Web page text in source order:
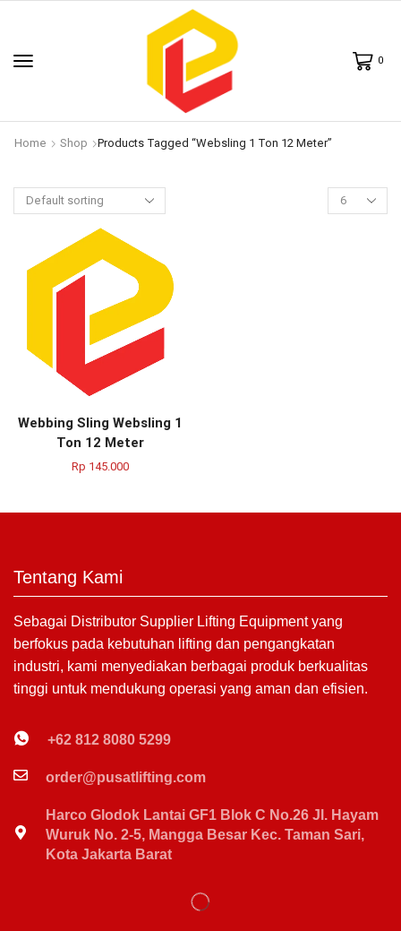
0
Home Shop Products Tagged “websling 1 Ton 12 Meter”
Webbing Sling Websling 1
Ton 12 Meter
Rp 145.000
Tentang Kami
Sebagai Distributor Supplier Lifting Equipment yang
berfokus pada kebutuhan lifting dan pengangkatan
industri, kami menyediakan berbagai produk berkualitas
tinggi untuk mendukung operasi yang aman dan efisien.
+62 812 8080 5299
order@pusatlifting.com
Harco Glodok Lantai GF1 Blok C No.26 Jl. Hayam
Wuruk No. 2-5, Mangga Besar Kec. Taman Sari,
Kota Jakarta Barat